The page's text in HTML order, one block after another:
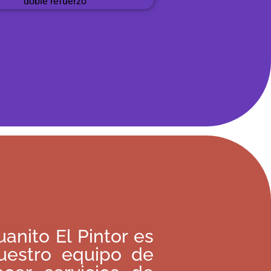
El Pintor es
equipo de